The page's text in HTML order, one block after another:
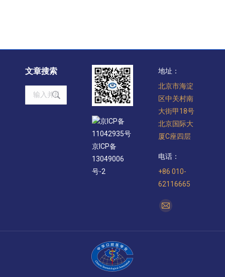
文章搜索
Search:
京ICP备
11042935号
京ICP备
13049006
号-2
地址：
北京市海淀
区中关村南
大街甲18号
北京国际大
厦C座四层
电话：
+86 010-
62116665
找到我们：
Mail